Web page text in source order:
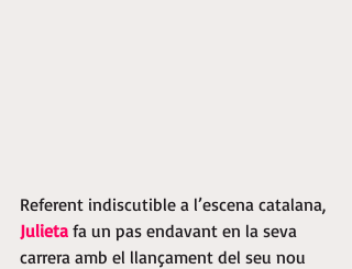
Referent indiscutible a l’escena catalana,
Julieta fa un pas endavant en la seva
carrera amb el llançament del seu nou